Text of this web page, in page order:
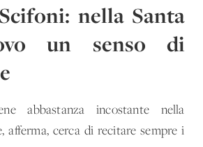
nella Santa
un senso di
abbastanza incostante nella
afferma, cerca di recitare sempre i